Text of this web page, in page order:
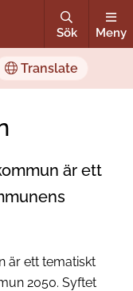
Sök Meny
Translate
är ett
är ett tematiskt
2050. Syftet